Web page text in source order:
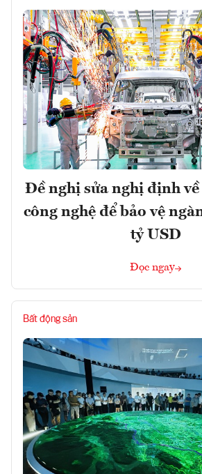
Đề nghị sửa nghị định về
công nghệ để bảo vệ
tỷ USD
Đọc ngay
Bất động sản